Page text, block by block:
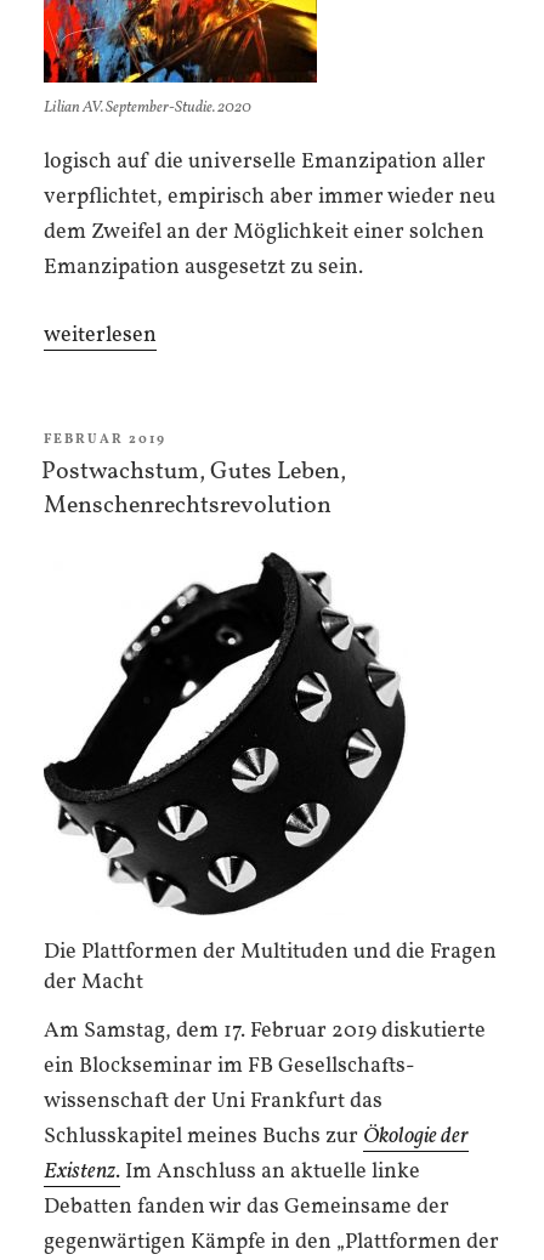
Lilian AV. September-Studie. 2020
logisch auf die universelle Emanzipation aller
verpflichtet, empirisch aber immer wieder neu
dem Zweifel an der Möglichkeit einer solchen
Emanzipation ausgesetzt zu sein.
„Trotzdem“
weiterlesen
VERÖFFENTLICHT
AM
FEBRUAR 2019
Postwachstum, Gutes Leben,
Menschenrechtsrevolution
Die Plattformen der Multituden und die Fragen
der Macht
Am Samstag, dem 17. Februar 2019 diskutierte
ein Blockseminar im FB Gesellschafts-
wissenschaft der Uni Frankfurt das
Schlusskapitel meines Buchs zur Ökologie der
Existenz. Im Anschluss an aktuelle linke
Debatten fanden wir das Gemeinsame der
gegenwärtigen Kämpfe in den „Plattformen der